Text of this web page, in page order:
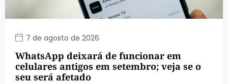
7 de agosto de 2026
WhatsApp deixará de funcionar em
celulares antigos em setembro; veja se o
seu será afetado